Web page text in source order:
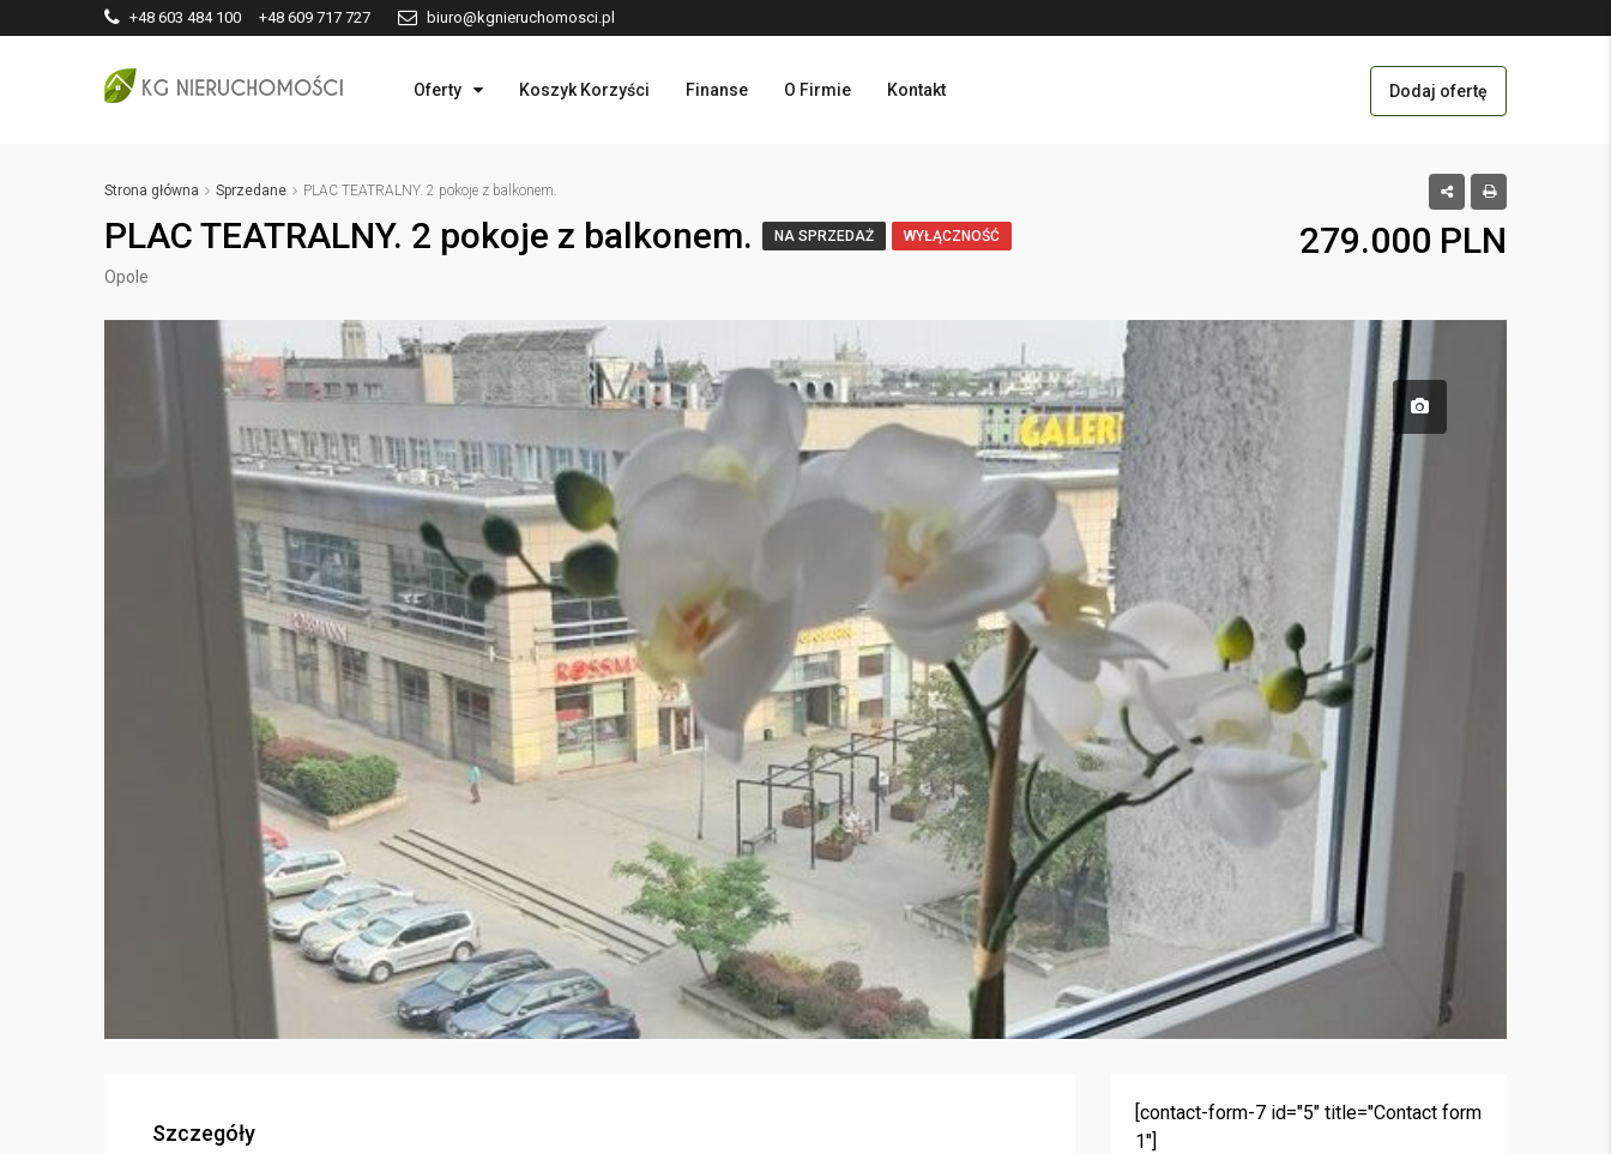
+48 603 484 100 +48 609 717 727 biuro@kgnieruchomosci.pl
Oferty Koszyk Korzyści Finanse O Firmie Kontakt Dodaj ofertę
Strona główna Sprzedane PLAC TEATRALNY. 2 pokoje z balkonem.
PLAC TEATRALNY. 2 pokoje z balkonem. NA SPRZEDAŻ WYŁĄCZNOŚĆ
Opole
279.000 PLN
Szczegóły
[contact-form-7 id="5" title="Contact form
1"]